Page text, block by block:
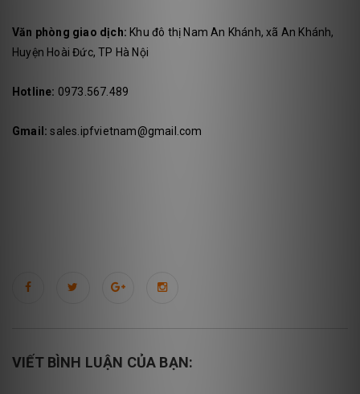
Văn phòng giao dịch: Khu đô thị Nam An Khánh, xã An Khánh,
Huyện Hoài Đức, TP Hà Nội
Hotline: 0973.567.489
Gmail: sales.ipfvietnam@gmail.com
VIẾT BÌNH LUẬN CỦA BẠN: